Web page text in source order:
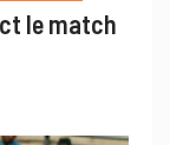
le match